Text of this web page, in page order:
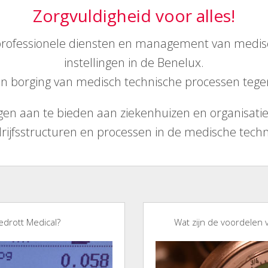
Zorgvuldigheid voor alles!
diensten en management van
instellingen in de Benelux.
borging van medisch technische processen
aan te bieden aan ziekenhuizen en
en processen in de medische
Medical? Wat zijn de voordelen